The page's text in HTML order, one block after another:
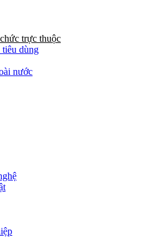
trực thuộc
dùng
nước